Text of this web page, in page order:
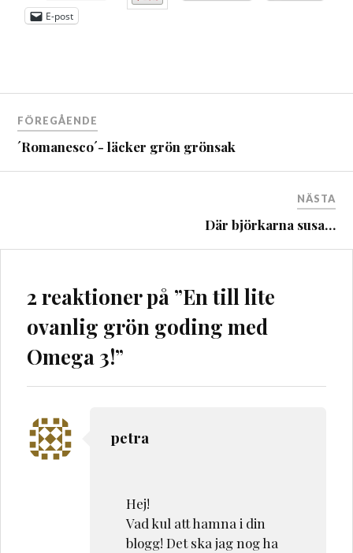
E-post
Inläggsnavigering
FÖREGÅENDE
´Romanesco´- läcker grön grönsak
NÄSTA
Där björkarna susa…
2 reaktioner på ”En till lite
ovanlig grön goding med
Omega 3!”
petra
Hej!
Vad kul att hamna i din
blogg! Det ska jag nog ha